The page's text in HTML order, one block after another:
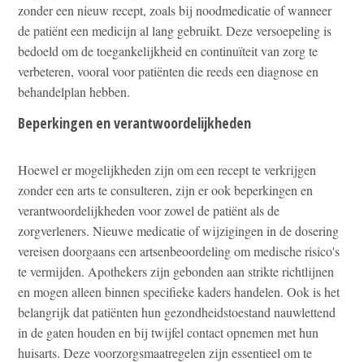
zonder een nieuw recept, zoals bij noodmedicatie of wanneer
de patiënt een medicijn al lang gebruikt. Deze versoepeling is
bedoeld om de toegankelijkheid en continuïteit van zorg te
verbeteren, vooral voor patiënten die reeds een diagnose en
behandelplan hebben.
Beperkingen en verantwoordelijkheden
Hoewel er mogelijkheden zijn om een recept te verkrijgen
zonder een arts te consulteren, zijn er ook beperkingen en
verantwoordelijkheden voor zowel de patiënt als de
zorgverleners. Nieuwe medicatie of wijzigingen in de dosering
vereisen doorgaans een artsenbeoordeling om medische risico's
te vermijden. Apothekers zijn gebonden aan strikte richtlijnen
en mogen alleen binnen specifieke kaders handelen. Ook is het
belangrijk dat patiënten hun gezondheidstoestand nauwlettend
in de gaten houden en bij twijfel contact opnemen met hun
huisarts. Deze voorzorgsmaatregelen zijn essentieel om te